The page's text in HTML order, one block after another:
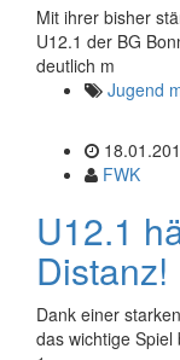
Mit ihrer bisher
U12.1 der BG
deutlich m
Jugend
FWK
U12.1
Distanz!
Dank einer
das wichtige